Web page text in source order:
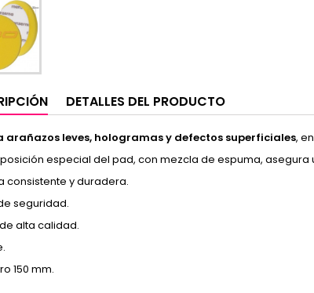
DETALLES DEL PRODUCTO
arañazos leves, hologramas y defectos superficiales,
especial del pad, con mezcla de espuma, asegura
consistente y duradera.
seguridad.
alta calidad.
150 mm.